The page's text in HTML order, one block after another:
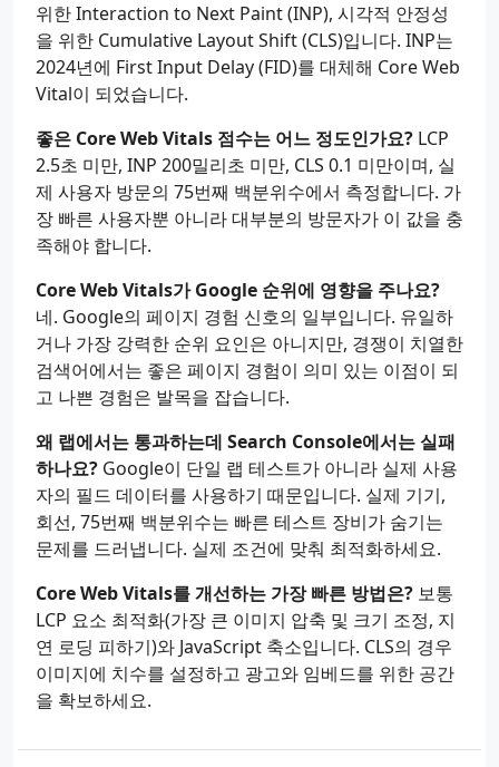
위한 Interaction to Next Paint (INP), 시각적 안정성
을 위한 Cumulative Layout Shift (CLS)입니다. INP는
2024년에 First Input Delay (FID)를 대체해 Core Web
Vital이 되었습니다.
좋은 Core Web Vitals 점수는 어느 정도인가요? LCP
2.5초 미만, INP 200밀리초 미만, CLS 0.1 미만이며, 실
제 사용자 방문의 75번째 백분위수에서 측정합니다. 가
장 빠른 사용자뿐 아니라 대부분의 방문자가 이 값을 충
족해야 합니다.
Core Web Vitals가 Google 순위에 영향을 주나요?
네. Google의 페이지 경험 신호의 일부입니다. 유일하
거나 가장 강력한 순위 요인은 아니지만, 경쟁이 치열한
검색어에서는 좋은 페이지 경험이 의미 있는 이점이 되
고 나쁜 경험은 발목을 잡습니다.
왜 랩에서는 통과하는데 Search Console에서는 실패
하나요? Google이 단일 랩 테스트가 아니라 실제 사용
자의 필드 데이터를 사용하기 때문입니다. 실제 기기,
회선, 75번째 백분위수는 빠른 테스트 장비가 숨기는
문제를 드러냅니다. 실제 조건에 맞춰 최적화하세요.
Core Web Vitals를 개선하는 가장 빠른 방법은? 보통
LCP 요소 최적화(가장 큰 이미지 압축 및 크기 조정, 지
연 로딩 피하기)와 JavaScript 축소입니다. CLS의 경우
이미지에 치수를 설정하고 광고와 임베드를 위한 공간
을 확보하세요.